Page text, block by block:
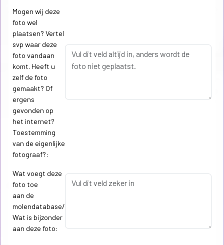
Mogen wij deze
foto wel
plaatsen? Vertel
svp waar deze
foto vandaan
komt. Heeft u
zelf de foto
gemaakt? Of
ergens
gevonden op
het internet?
Toestemming
van de eigenlijke
fotograaf?:
Wat voegt deze
foto toe
aan de
molendatabase/
Wat is bijzonder
aan deze foto: